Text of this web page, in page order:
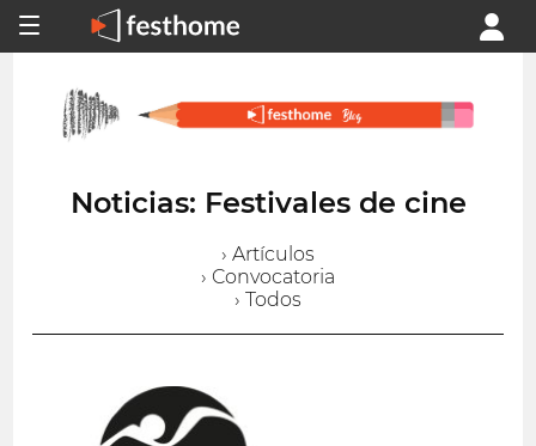
Noticias: Festivales de cine
› Artículos
› Convocatoria
› Todos